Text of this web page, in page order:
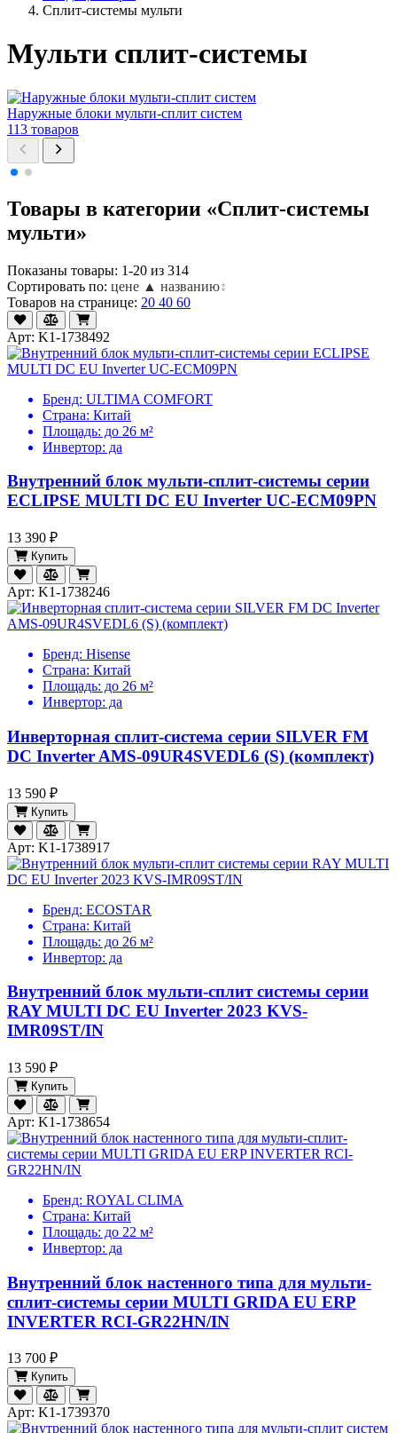
Сплит-системы мульти
Мульти сплит-системы
Наружные блоки мульти-сплит систем
113 товаров
Товары в категории «Сплит-системы
мульти»
Показаны товары: 1-20 из 314
Сортировать по: цене ▲ названию↕
Товаров на странице: 20 40 60
Арт: K1-1738492
Бренд: ULTIMA COMFORT
Страна: Китай
Площадь: до 26 м²
Инвертор: да
Внутренний блок мульти-сплит-системы серии
ECLIPSE MULTI DC EU Inverter UC-ECM09PN
13 390 ₽
Купить
Арт: K1-1738246
Бренд: Hisense
Страна: Китай
Площадь: до 26 м²
Инвертор: да
Инверторная cплит-система серии SILVER FM
DC Inverter AMS-09UR4SVEDL6 (S) (комплект)
13 590 ₽
Купить
Арт: K1-1738917
Бренд: ECOSTAR
Страна: Китай
Площадь: до 26 м²
Инвертор: да
Внутренний блок мульти-сплит системы серии
RAY MULTI DC EU Inverter 2023 KVS-
IMR09ST/IN
13 590 ₽
Купить
Арт: K1-1738654
Бренд: ROYAL CLIMA
Страна: Китай
Площадь: до 22 м²
Инвертор: да
Внутренний блок настенного типа для мульти-
сплит-системы серии MULTI GRIDA EU ERP
INVERTER RCI-GR22HN/IN
13 700 ₽
Купить
Арт: K1-1739370